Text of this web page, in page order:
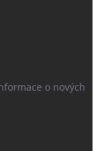
o nových